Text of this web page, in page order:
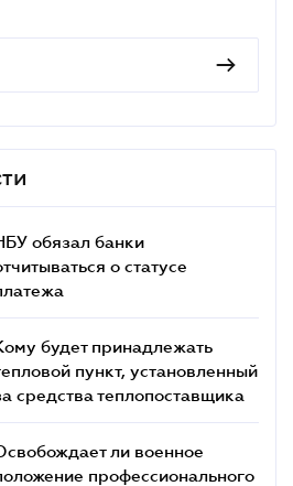
обязал банки
о статусе
будет принадлежать
пункт, установленный
средства теплопоставщика
ли военное
профессионального